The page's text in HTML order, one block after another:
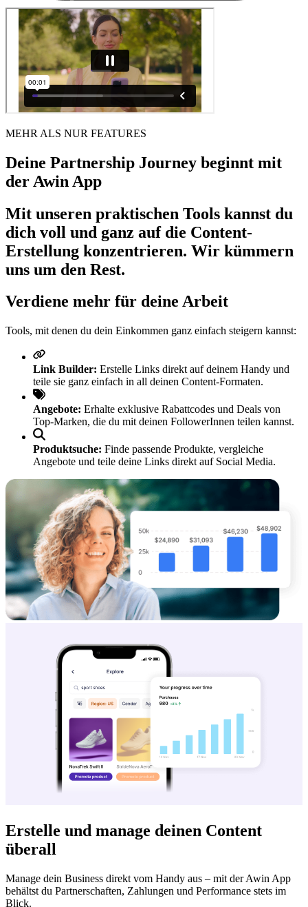
MEHR ALS NUR FEATURES
Deine Partnership Journey beginnt mit
der Awin App
Mit unseren praktischen Tools kannst du
dich voll und ganz auf die Content-
Erstellung konzentrieren. Wir kümmern
uns um den Rest.
Verdiene mehr für deine Arbeit
Tools, mit denen du dein Einkommen ganz einfach steigern kannst:
Link Builder: Erstelle Links direkt auf deinem Handy und
teile sie ganz einfach in all deinen Content-Formaten.
Angebote: Erhalte exklusive Rabattcodes und Deals von
Top-Marken, die du mit deinen FollowerInnen teilen kannst.
Produktsuche: Finde passende Produkte, vergleiche
Angebote und teile deine Links direkt auf Social Media.
Erstelle und manage deinen Content
überall
Manage dein Business direkt vom Handy aus – mit der Awin App
behältst du Partnerschaften, Zahlungen und Performance stets im
Blick.